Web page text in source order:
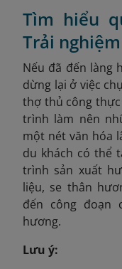
Tìm hiểu
Trải
Nếu đã đến làng
dừng lại ở việc
thợ thủ công
trình làm nên
một nét văn hóa
du khách có thể
trình sản xuất
liệu, se thân
đến công đoạn
hương.
Lưu ý: